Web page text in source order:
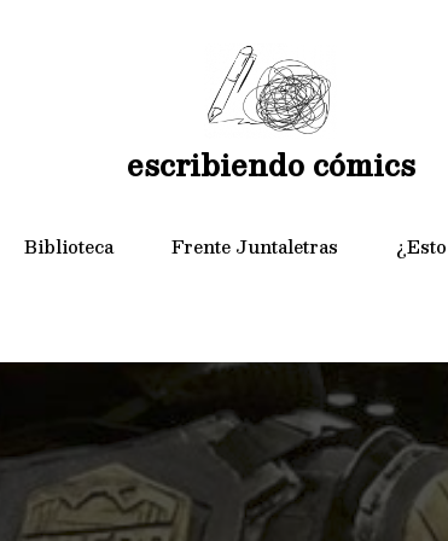
escribiendo cómics
Biblioteca Frente Juntaletras